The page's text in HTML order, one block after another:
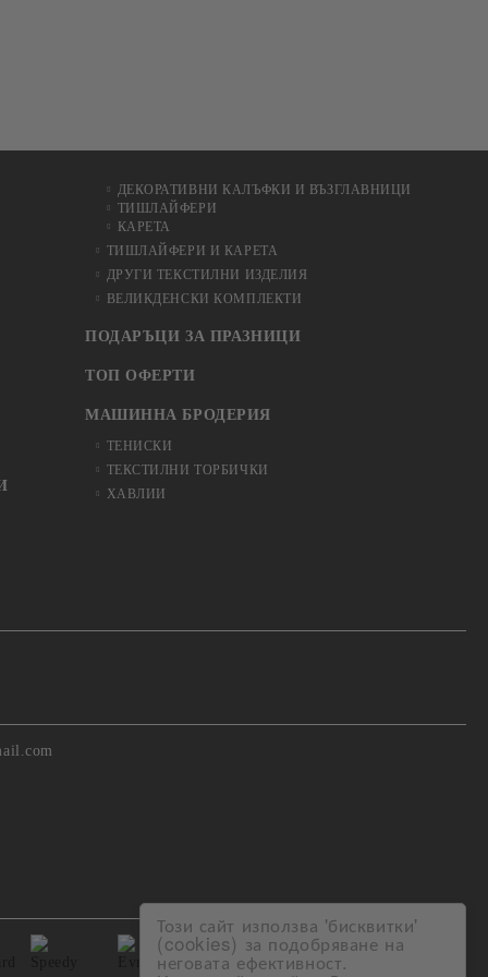
Този сайт използва 'бисквитки'
(cookies) за подобряване на
неговата ефективност.
ДЕКОРАТИВНИ КАЛЪФКИ И ВЪЗГЛАВНИЦИ
ТИШЛАЙФЕРИ
КАРЕТА
ТИШЛАЙФЕРИ И КАРЕТА
ДРУГИ ТЕКСТИЛНИ ИЗДЕЛИЯ
ВЕЛИКДЕНСКИ КОМПЛЕКТИ
ПОДАРЪЦИ ЗА ПРАЗНИЦИ
ТОП ОФЕРТИ
МАШИННА БРОДЕРИЯ
ТЕНИСКИ
ТЕКСТИЛНИ ТОРБИЧКИ
ХАВЛИИ